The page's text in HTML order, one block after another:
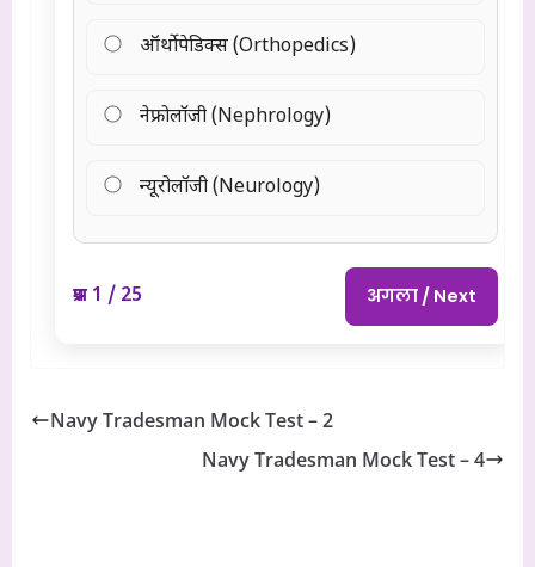
ऑर्थोपेडिक्स (Orthopedics)
नेफ्रोलॉजी (Nephrology)
न्यूरोलॉजी (Neurology)
प्रश्न 1 / 25 अगला / Next
Navy Tradesman Mock Test – 2
Navy Tradesman Mock Test – 4